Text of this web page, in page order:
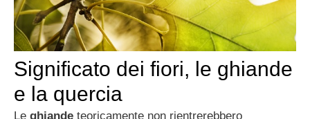
Significato dei fiori, le ghiande
e la quercia
Le ghiande teoricamente non rientrerebbero